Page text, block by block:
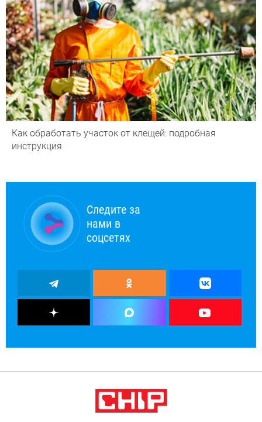
Как обработать участок от клещей: подробная
инструкция
Следите за
нами в
соцсетях